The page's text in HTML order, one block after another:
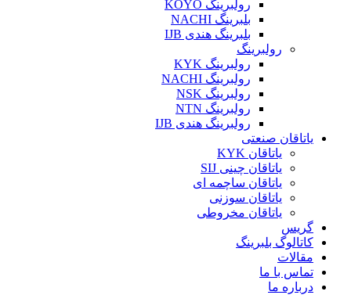
رولبرینگ KOYO
بلبرینگ NACHI
بلبرینگ هندی IJB
رولبرینگ
رولبرینگ KYK
رولبرینگ NACHI
رولبرینگ NSK
رولبرینگ NTN
رولبرینگ هندی IJB
یاتاقان صنعتی
یاتاقان KYK
یاتاقان چینی SIJ
یاتاقان ساچمه ای
یاتاقان سوزنی
یاتاقان مخروطی
گریس
کاتالوگ بلبرینگ
مقالات
تماس با ما
درباره ما